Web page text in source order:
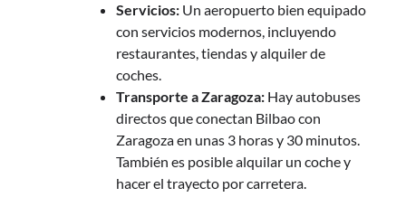
Servicios: Un aeropuerto bien equipado
con servicios modernos, incluyendo
restaurantes, tiendas y alquiler de
coches.
Transporte a Zaragoza: Hay autobuses
directos que conectan Bilbao con
Zaragoza en unas 3 horas y 30 minutos.
También es posible alquilar un coche y
hacer el trayecto por carretera.